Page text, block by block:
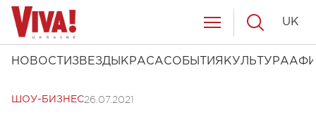
НОВОСТИ ЗВЕЗДЫ КРАСАСОБЫТИЯ КУЛЬТУРА
UK
ШОУ-БИЗНЕС26.07.2021